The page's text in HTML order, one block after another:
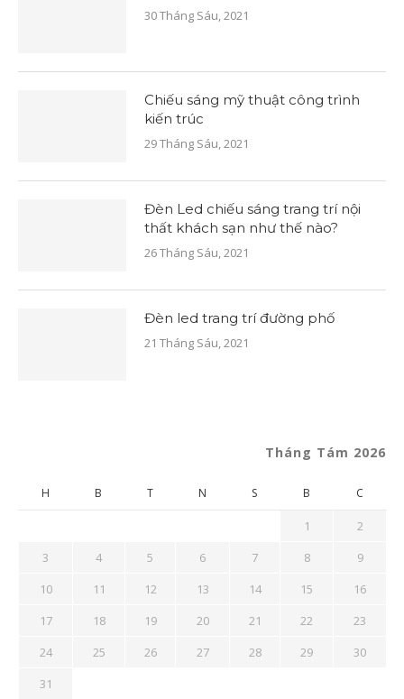
30 Tháng Sáu, 2021
Chiếu sáng mỹ thuật công trình
kiến trúc
29 Tháng Sáu, 2021
Đèn Led chiếu sáng trang trí nội
thất khách sạn như thế nào?
26 Tháng Sáu, 2021
Đèn led trang trí đường phố
21 Tháng Sáu, 2021
Tháng Tám 2026
H B T N S B C
1
2
3
4 5 6 7 8
9
10
11 12 13 14 15
16
17
18 19 20 21 22
23
24
25 26 27 28 29
30
31